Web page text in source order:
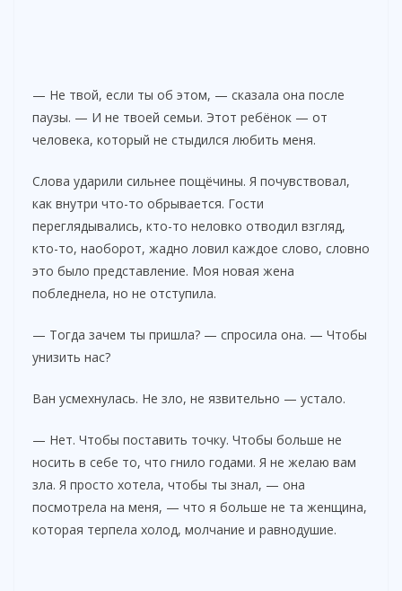
— Не твой, если ты об этом, — сказала она после
паузы. — И не твоей семьи. Этот ребёнок — от
человека, который не стыдился любить меня.
Слова ударили сильнее пощёчины. Я почувствовал,
как внутри что-то обрывается. Гости
переглядывались, кто-то неловко отводил взгляд,
кто-то, наоборот, жадно ловил каждое слово, словно
это было представление. Моя новая жена
побледнела, но не отступила.
— Тогда зачем ты пришла? — спросила она. — Чтобы
унизить нас?
Ван усмехнулась. Не зло, не язвительно — устало.
— Нет. Чтобы поставить точку. Чтобы больше не
носить в себе то, что гнило годами. Я не желаю вам
зла. Я просто хотела, чтобы ты знал, — она
посмотрела на меня, — что я больше не та женщина,
которая терпела холод, молчание и равнодушие.